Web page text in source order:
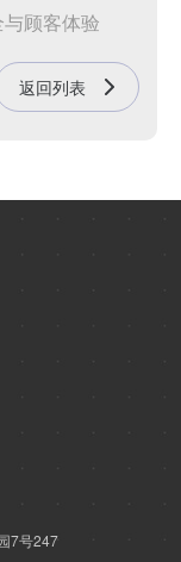
顾客体验
返回列表
7号247